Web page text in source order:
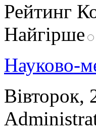
Рейтинг
Найгірше
Науково-
Вівторок,